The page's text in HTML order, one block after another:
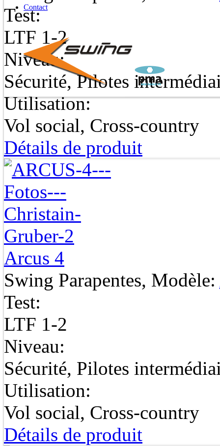
Contact
Test:
LTF 1-2
Niveau:
Sécurité, Pilotes
Utilisation:
Vol social, Cross-country
Détails de produit
Arcus 4
Swing Parapentes, Modèle:
Test:
LTF 1-2
Niveau:
Sécurité, Pilotes
Utilisation:
Vol social, Cross-country
Détails de produit